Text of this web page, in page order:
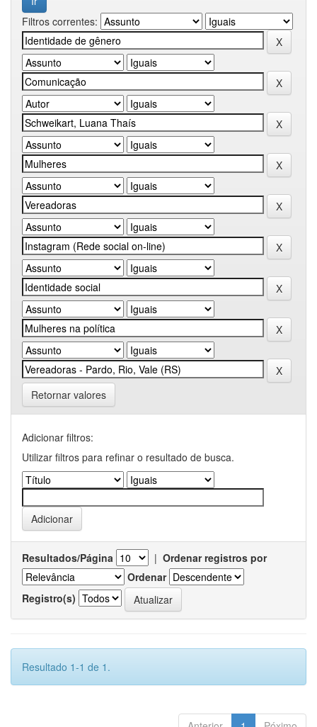
Filtros correntes:
Retornar valores
Adicionar filtros:
Utilizar filtros para refinar o resultado de busca.
Resultados/Página | Ordenar registros por
Ordenar
Registro(s)
Resultado 1-1 de 1.